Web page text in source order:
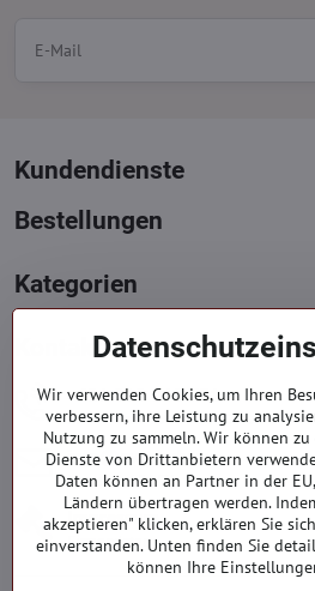
Kundendienste
Bestellungen
Kategorien
Kontakte
+421 919 060 751
Mont. - Freit. : 9:00 - 15:00 hod.
info​​@everlady​​.eu
Non stop ( 24/7 )
Impressum
Firmendaten
Wir verwenden Cookies, um Ihren
verbessern, ihre Leistung zu
Nutzung zu sammeln. Wir können
Dienste von Drittanbietern
Daten können an Partner in der
Ländern übertragen werden.
akzeptieren" klicken, erklären Sie
einverstanden. Unten finden Sie
können Ihre